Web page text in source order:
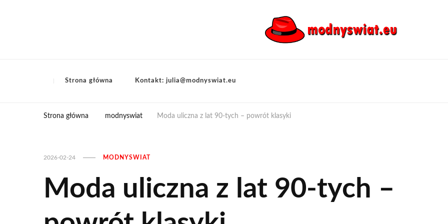
Strona główna Kontakt: julia@modnyswiat.eu
Strona główna modnyswiat Moda uliczna z lat 90-tych – powrót klasyki
2026-02-24 MODNYSWIAT
Moda uliczna z lat 90-tych –